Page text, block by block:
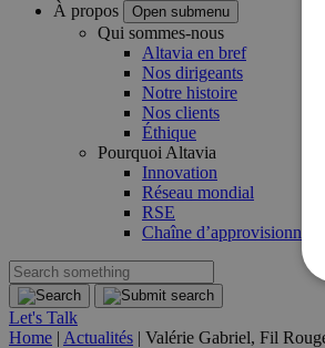
À propos
Open submenu
Qui sommes-nous
Altavia en bref
Nos dirigeants
Notre histoire
Nos clients
Éthique
Pourquoi Altavia
Innovation
Réseau mondial
RSE
Chaîne
Let's Talk
Home | Actualités | Valérie Gabriel, Fil